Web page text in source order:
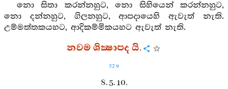
නො සිතා කරන්නහුට, නො සිහියෙන් කරන්නහුට,
නො දන්නහුට, ගිලනහුට, ආපදායෙහි ඇවැත් නැති.
උම්මත්තකයහට, ආදිකම්මිකයහට ඇවැත් නැති.
නවම ශික්‍ෂාපද යි.
529
8. 5. 10.